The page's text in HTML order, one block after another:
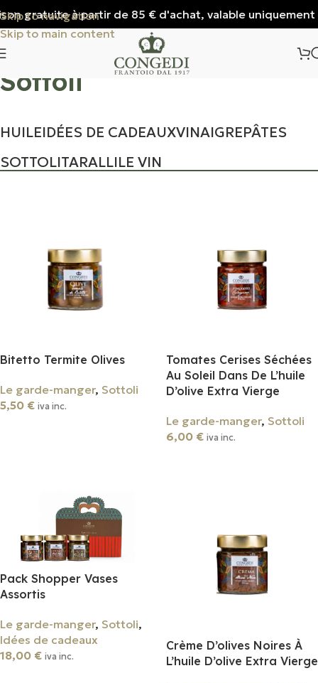
Skip to navigation
Skip to main content
gratuite à partir de 85 € d'achat, valable uniquement
Sottoli
HUILEIDÉES DE CADEAUXVINAIGREPÂTES
SOTTOLITARALLILE VIN
Bitetto Termite Olives
Le garde-manger, Sottoli
5,50 € iva inc.
Tomates Cerises Séchées
Au Soleil Dans De L’huile
D’olive Extra Vierge
Le garde-manger, Sottoli
6,00 € iva inc.
Pack Shopper Vases
Assortis
Le garde-manger, Sottoli,
Idées de cadeaux
18,00 € iva inc.
Crème D’olives Noires À
L’huile D’olive Extra Vierge